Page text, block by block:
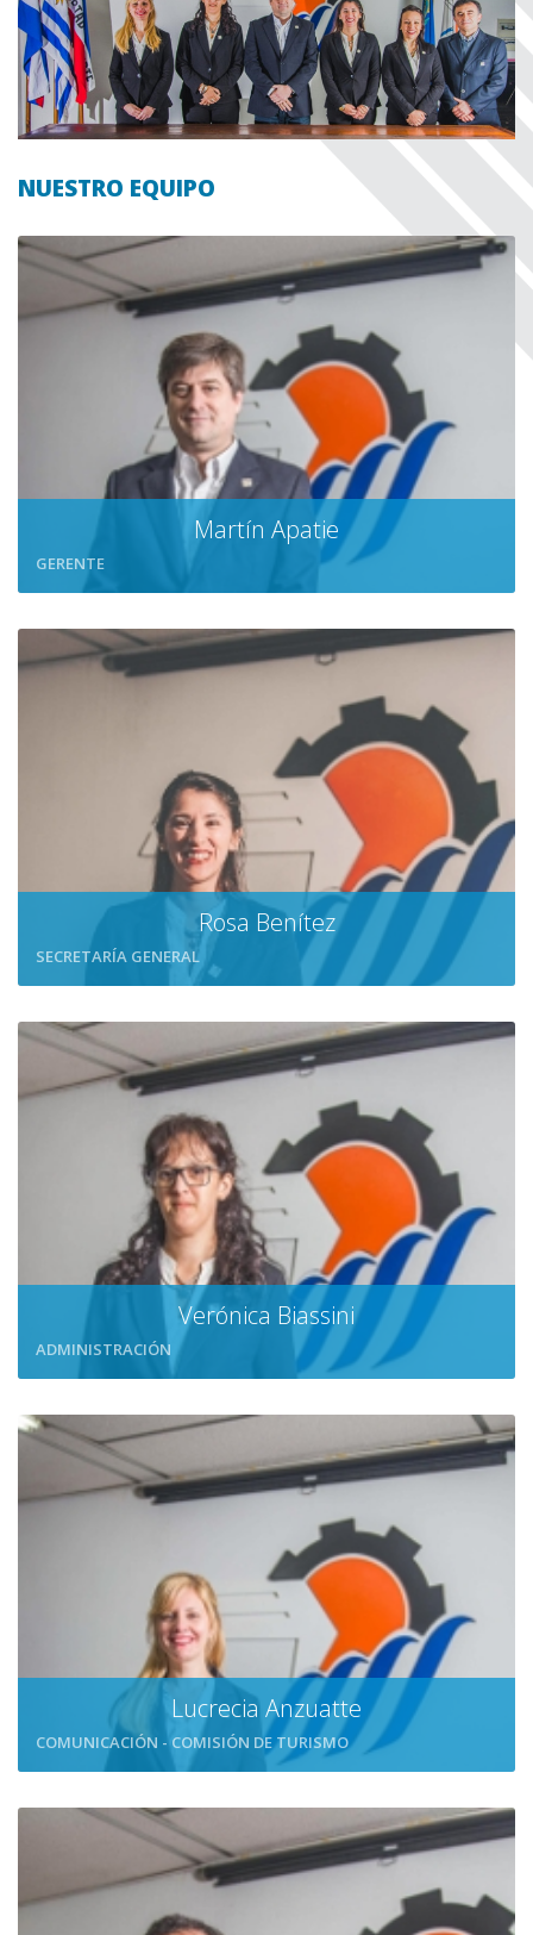
NUESTRO EQUIPO
Martín Apatie
GERENTE
Rosa Benítez
SECRETARÍA GENERAL
Verónica Biassini
ADMINISTRACIÓN
Lucrecia Anzuatte
COMUNICACIÓN - COMISIÓN DE TURISMO